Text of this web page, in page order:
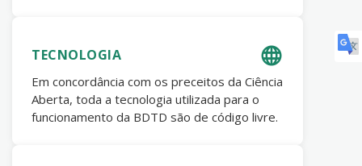
TECNOLOGIA
Em concordância com os preceitos da Ciência
Aberta, toda a tecnologia utilizada para o
funcionamento da BDTD são de código livre.